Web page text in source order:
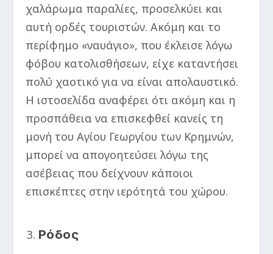
χαλάρωμα παραλίες, προσελκύει και
αυτή ορδές τουριστών. Ακόμη και το
περίφημο «ναυάγιο», που έκλεισε λόγω
φόβου κατολισθήσεων, είχε καταντήσει
πολύ χαοτικό για να είναι απολαυστικό.
Η ιστοσελίδα αναφέρει ότι ακόμη και η
προσπάθεια να επισκεφθεί κανείς τη
μονή του Αγίου Γεωργίου των Κρημνών,
μπορεί να απογοητεύσει λόγω της
ασέβειας που δείχνουν κάποιοι
επισκέπτες στην ιερότητά του χώρου.
Ρόδος